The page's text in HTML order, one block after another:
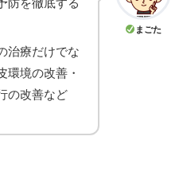
まごた
治療だけでな
環境の改善・
の改善など